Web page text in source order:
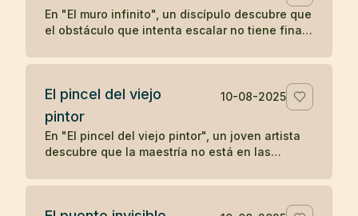
En "El muro infinito", un discípulo descubre que
el obstáculo que intenta escalar no tiene final,
necesitaba superarlo.
El pincel del viejo
pintor
10-08-2025
En "El pincel del viejo pintor", un joven artista
descubre que la maestría no está en las
quien las utiliza, aprendiendo una lección zen